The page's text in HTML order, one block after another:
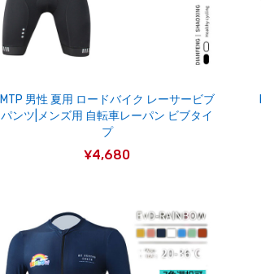
MTP 男性 夏用 ロードバイク レーサービブ
パンツ|メンズ用 自転車レーパン ビブタイ
プ
¥4,680